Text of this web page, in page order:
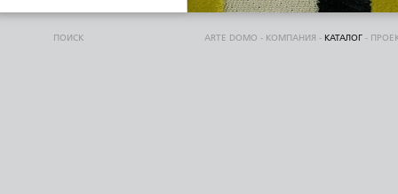
ПОИСК ARTE DOMO - КОМПАНИЯ - КАТАЛОГ -